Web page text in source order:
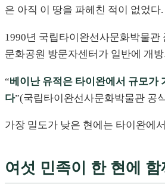
은 아직 이 땅을 파헤친 적이 없었
1990년 국립타이완선사문화박물관
문화공원 방문자센터가 일반에 개
“베이난 유적은 타이완에서 규모가
다”(국립타이완선사문화박물관 공
가장 밀도가 낮은 현에는 타이완에
여섯 민족이 한 현에